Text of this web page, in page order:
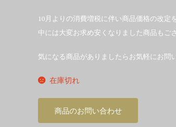
10月よりの消費増税に伴い商品価格の改定
中には大変お求め安くなりました商品もご
気になる商品がありましたらお気軽にお問
在庫切れ
商品のお問い合わせ